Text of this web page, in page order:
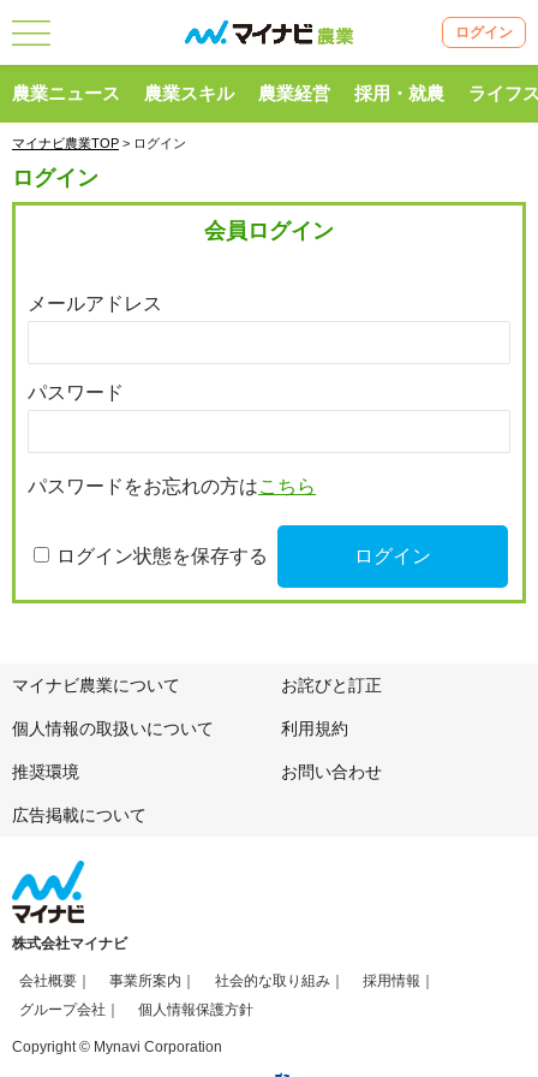
ログイン
農業ニュース 農業スキル 農業経営 採用・就農 ライフ
マイナビ農業TOP > ログイン
ログイン
会員ログイン
メールアドレス
パスワード
パスワードをお忘れの方はこちら
ログイン状態を保存する
マイナビ農業について お詫びと訂正
個人情報の取扱いについて 利用規約
推奨環境 お問い合わせ
広告掲載について
株式会社マイナビ
会社概要 事業所案内 社会的な取り組み
採用情報
グループ会社
個人情報保護方針
Copyright © Mynavi Corporation